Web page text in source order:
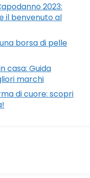
2023:
il benvenuto al
borsa di pelle
casa: Guida
marchi
di cuore: scopri